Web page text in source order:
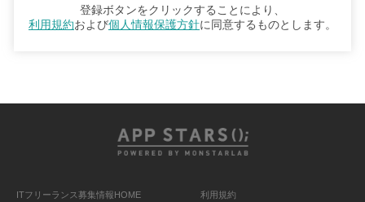
登録ボタンをクリックすることにより、
利用規約および個人情報保護方針に同意するものとします。
ITフリーランス募集情報HOME 利用規約